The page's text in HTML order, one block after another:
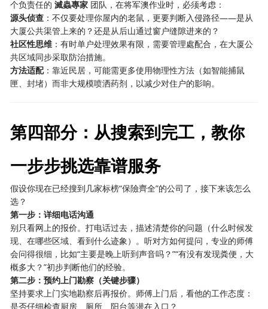
个负责任的滅蟲專家 ​ 团队，在将军澳作业时，必须考虑：
源头侦查 ：不仅要处理你屋内的老鼠，更要判断入侵路径——是从
大厦公共渠管上来的？还是从后山通过窗户缝隙进来的？
社区性思维 ：有时单户处理效果有限，需要管理處配合，在大厦公
共区域同步采取防治措施。
方法适配：靠近民居，可能需更多使用物理性方法（如智能捕鼠
匣、封堵）而非大规模喷洒药剂，以减少对住户的影响。
第四部分：从搜索到完工，教你
一步步挑选靠谱服务
假设你现在已经搜到几家标榜“保險齊全”的公司了，接下来该怎么
选？
第一步：详细电话沟通
别只看网上的报价。打电话过去，描述清楚你的问题（什么时候发
现、在哪些区域、看到什么迹象）。听对方如何提问，专业的师傅
会问得很细，比如“主要是晚上听到声音吗？”“有没有发现粪便，大
概多大？”初步判断他们的经验。
第二步：预约上门勘察（关键步骤）
坚持要求上门实地勘察后再报价。师傅上门后，看他的工作态度：
是否仔细检查厨房、厕所、阳台等潜在入口？